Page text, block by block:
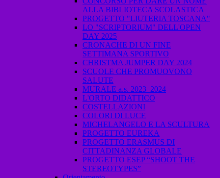
ALLA BIBLIOTECA SCOLASTICA
PROGETTO "LIUTERIA TOSCANA"
LO "SCRIPTORIUM" DELL'OPEN
DAY 2025
CRONACHE DI UN FINE
SETTIMANA SPORTIVO
CHRISTMA JUMPER DAY 2024
SCUOLE CHE PROMUOVONO
SALUTE
MURALE a.s. 2023_2024
L'ORTO DIDATTICO
COSTELLAZIONI
COLORI DI LUCE
MICHELANGELO E LA SCULTURA
PROGETTO EUREKA
PROGETTO ERASMUS DI
CITTADINANZA GLOBALE
PROGETTO ESEP “SHOOT THE
STEREOTYPES”